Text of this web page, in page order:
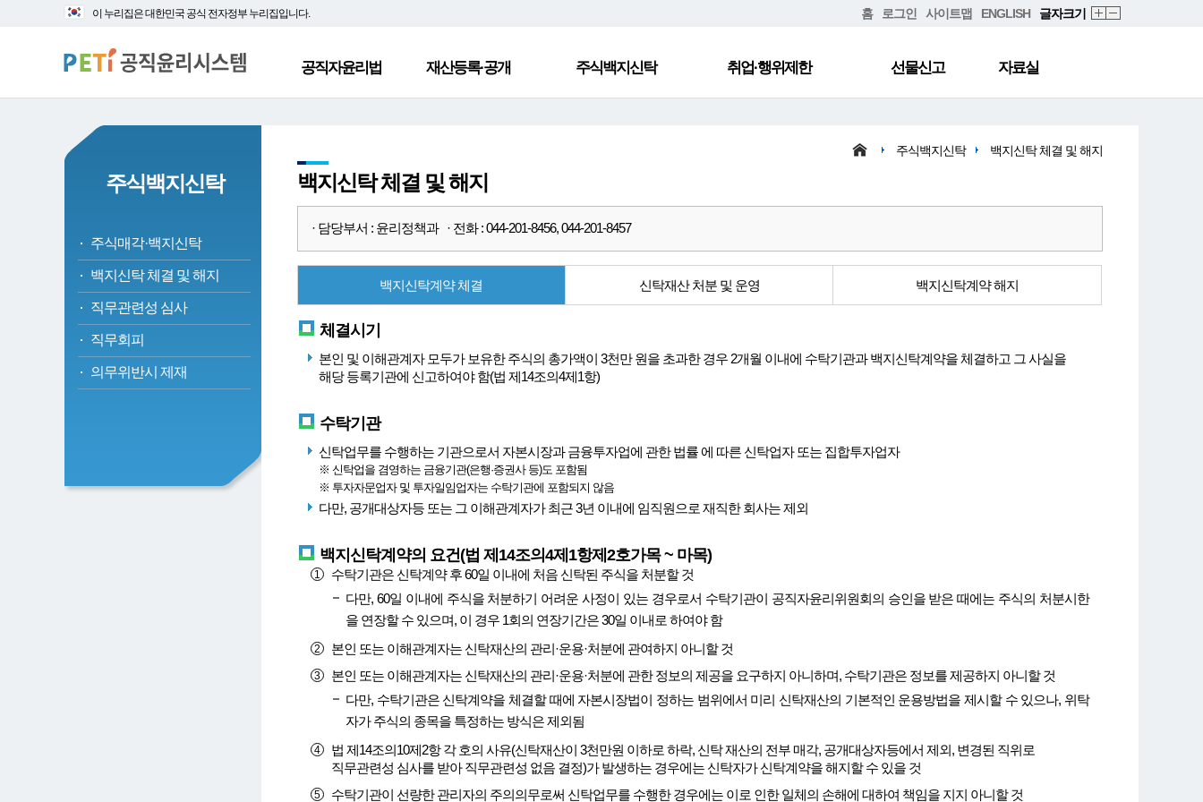
대
바
로
본
로
가
이 누리집은 대한민국 공식 전자정부 누리집입니다. 홈 로그인 사이트맵 ENGLISH 글자크기
공직자윤리법 재산등록·공개 주식백지신탁 취업·행위제한 선물신고 자료실
주식백지신탁
주식매각·백지신탁
백지신탁 체결 및 해지
직무관련성 심사
직무회피
의무위반시 제재
주식백지신탁 백지신탁 체결 및 해지
백지신탁 체결 및 해지
· 담당부서 : 윤리정책과 · 전화 : 044-201-8456, 044-201-8457
백지신탁계약 체결 신탁재산 처분 및 운영 백지신탁계약 해지
체결시기
본인 및 이해관계자 모두가 보유한 주식의 총가액이 3천만 원을 초과한 경우 2개월 이내에 수탁기관과 백지신탁계약을 체결하고 그 사실을
해당 등록기관에 신고하여야 함(법 제14조의4제1항)
수탁기관
신탁업무를 수행하는 기관으로서 자본시장과 금융투자업에 관한 법률 에 따른 신탁업자 또는 집합투자업자
※ 신탁업을 겸영하는 금융기관(은행·증권사 등)도 포함됨
※ 투자자문업자 및 투자일임업자는 수탁기관에 포함되지 않음
다만, 공개대상자등 또는 그 이해관계자가 최근 3년 이내에 임직원으로 재직한 회사는 제외
백지신탁계약의 요건(법 제14조의4제1항제2호가목 ~ 마목)
수탁기관은 신탁계약 후 60일 이내에 처음 신탁된 주식을 처분할 것
다만, 60일 이내에 주식을 처분하기 어려운 사정이 있는 경우로서 수탁기관이 공직자윤리위원회의 승인을 받은 때에는 주식의 처분시한
을 연장할 수 있으며, 이 경우 1회의 연장기간은 30일 이내로 하여야 함
본인 또는 이해관계자는 신탁재산의 관리·운용·처분에 관여하지 아니할 것
본인 또는 이해관계자는 신탁재산의 관리·운용·처분에 관한 정보의 제공을 요구하지 아니하며, 수탁기관은 정보를 제공하지 아니할 것
다만, 수탁기관은 신탁계약을 체결할 때에 자본시장법이 정하는 범위에서 미리 신탁재산의 기본적인 운용방법을 제시할 수 있으나, 위탁
자가 주식의 종목을 특정하는 방식은 제외됨
법 제14조의10제2항 각 호의 사유(신탁재산이 3천만원 이하로 하락, 신탁 재산의 전부 매각, 공개대상자등에서 제외, 변경된 직위로
직무관련성 심사를 받아 직무관련성 없음 결정)가 발생하는 경우에는 신탁자가 신탁계약을 해지할 수 있을 것
수탁기관이 선량한 관리자의 주의의무로써 신탁업무를 수행한 경우에는 이로 인한 일체의 손해에 대하여 책임을 지지 아니할 것